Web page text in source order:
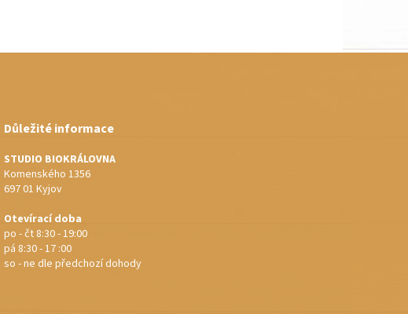
Důležité informace
STUDIO BIOKRÁLOVNA
Komenského 1356
697 01 Kyjov
Otevírací doba
po - čt 8:30 - 19:00
pá 8:30 - 17 :00
so - ne dle předchozí dohody